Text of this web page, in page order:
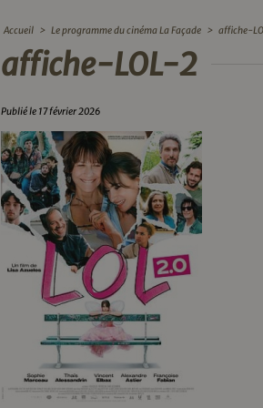
Accueil > Le programme du cinéma La Façade > affiche-
affiche-LOL-2
Publié le 17 février 2026